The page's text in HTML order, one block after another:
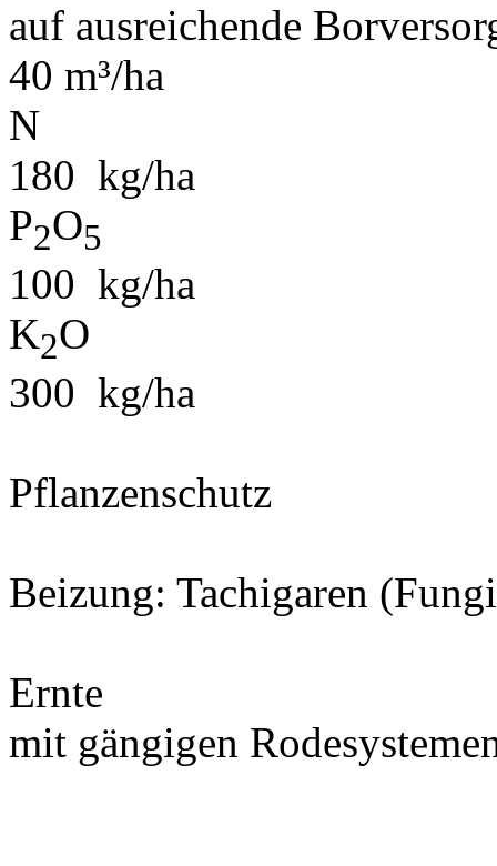
auf ausreichende
40 m³/ha
N
180 kg/ha
P2O5
100 kg/ha
K2O
300 kg/ha
Pflanzenschutz
Beizung: Tachigaren
Ernte
mit gängigen